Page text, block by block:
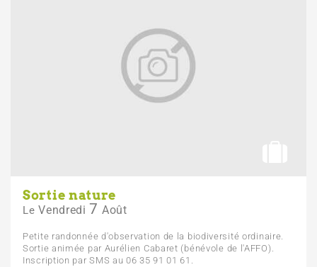
Sortie nature
Le Vendredi 7 Août
Petite randonnée d'observation de la biodiversité ordinaire.
Sortie animée par Aurélien Cabaret (bénévole de l'AFFO).
Inscription par SMS au 06 35 91 01 61.